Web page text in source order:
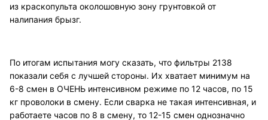
из краскопульта околошовную зону грунтовкой от
налипания брызг.
По итогам испытания могу сказать, что фильтры 2138
показали себя с лучшей стороны. Их хватает минимум на
6-8 смен в ОЧЕНЬ интенсивном режиме по 12 часов, по 15
кг проволоки в смену. Если сварка не такая интенсивная, и
работаете часов по 8 в смену, то 12-15 смен однозначно